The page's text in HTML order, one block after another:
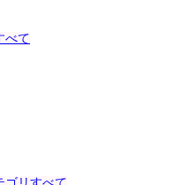
べて